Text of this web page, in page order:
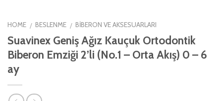
HOME / BESLENME / BIBERON VE AKSESUARLARI
Suavinex Geniş Ağız Kauçuk Ortodontik
Biberon Emziği 2’li (No.1 – Orta Akış) 0 – 6
ay